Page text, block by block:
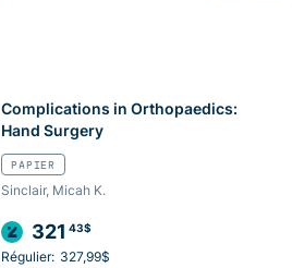
Complications in Orthopaedics:
Hand Surgery
PAPIER
Sinclair, Micah K.
321 43$
Régulier: 327,99$